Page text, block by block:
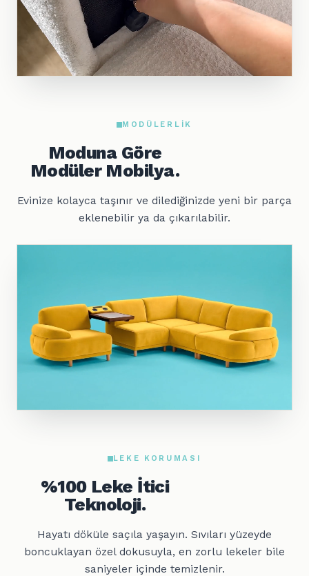
MODÜLERLIK
Moduna Göre
Modüler Mobilya.
Evinize kolayca taşınır ve dilediğinizde yeni bir parça
eklenebilir ya da çıkarılabilir.
LEKE KORUMASI
%100 Leke İtici
Teknoloji.
Hayatı döküle saçıla yaşayın. Sıvıları yüzeyde
boncuklayan özel dokusuyla, en zorlu lekeler bile
saniyeler içinde temizlenir.